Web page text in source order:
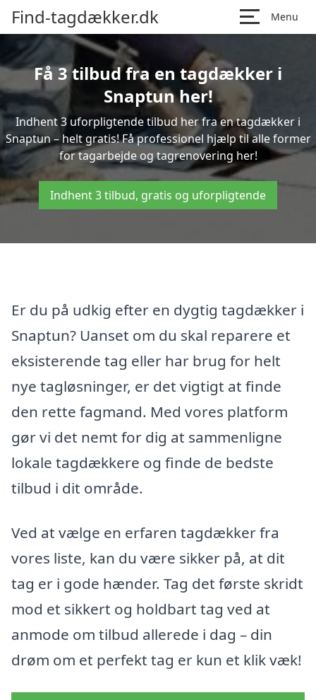
Find-tagdækker.dk Menu
Få 3 tilbud fra en tagdækker i
Snaptun her!
Indhent 3 uforpligtende tilbud her fra en tagdækker i
Snaptun – helt gratis! Få professionel hjælp til alle former
for tagarbejde og tagrenovering her!
Indhent 3 tilbud, gratis og uforpligtende
Er du på udkig efter en dygtig tagdækker i
Snaptun? Uanset om du skal reparere et
eksisterende tag eller har brug for helt
nye tagløsninger, er det vigtigt at finde
den rette fagmand. Med vores platform
gør vi det nemt for dig at sammenligne
lokale tagdækkere og finde de bedste
tilbud i dit område.
Ved at vælge en erfaren tagdækker fra
vores liste, kan du være sikker på, at dit
tag er i gode hænder. Tag det første skridt
mod et sikkert og holdbart tag ved at
anmode om tilbud allerede i dag – din
drøm om et perfekt tag er kun et klik væk!